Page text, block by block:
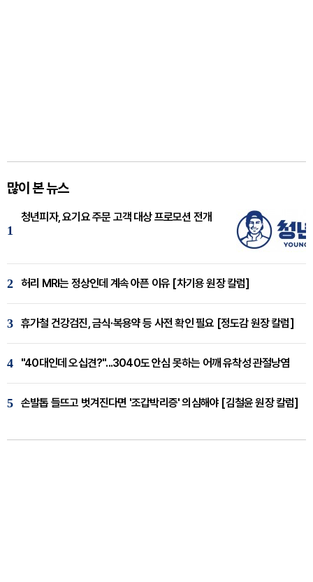
많이 본 뉴스
1
청년피자, 요기요 주문 고객 대상 프로모션 전개
2 허리 MRI는 정상인데 계속 아픈 이유 [차기용 원장 칼럼]
3 휴가철 건강검진, 금식·복용약 등 사전 확인 필요 [정도감 원장 칼럼]
4 "40대인데 오십견?"...3040도 안심 못하는 어깨 유착성 관절낭염
5 손발톱 들뜨고 벗겨진다면 '조갑박리증' 의심해야 [김철윤 원장 칼럼]